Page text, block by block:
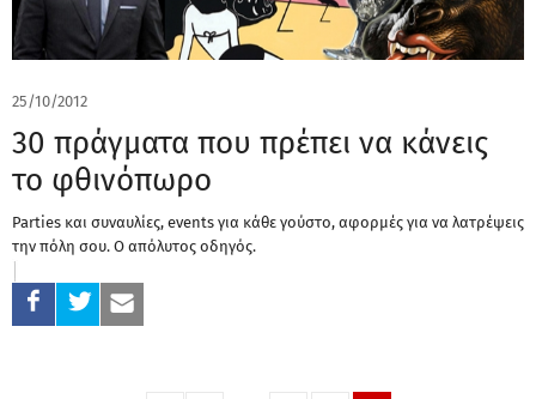
25/10/2012
30 πράγματα που πρέπει να κάνεις
το φθινόπωρο
Parties και συναυλίες, events για κάθε γούστο, αφορμές για να λατρέψεις
την πόλη σου. Ο απόλυτος οδηγός.